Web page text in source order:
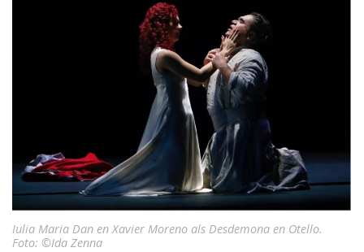
Iulia Maria Dan en Xavier Moreno als Desdemona en Otello.
Foto: ©Ida Zenna